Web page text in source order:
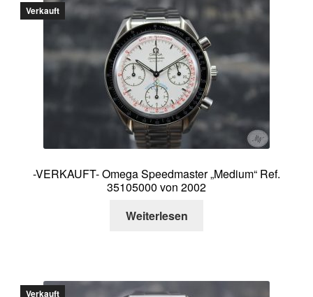
Verkauft
-VERKAUFT- Omega Speedmaster „Medium“ Ref.
35105000 von 2002
Weiterlesen
Verkauft